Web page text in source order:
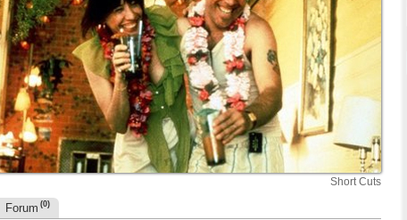
Short Cuts
Forum (0)